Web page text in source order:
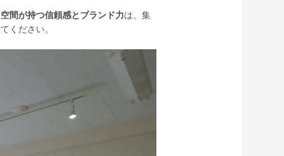
間が持つ信頼感とブランド力は、集
ください。